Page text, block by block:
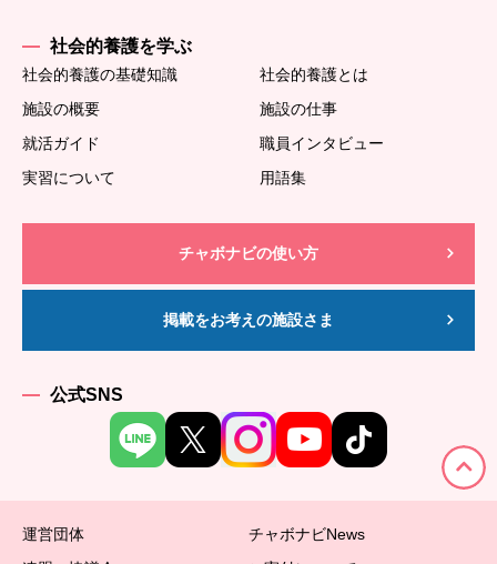
社会的養護を学ぶ
社会的養護の基礎知識
社会的養護とは
施設の概要
施設の仕事
就活ガイド
職員インタビュー
実習について
用語集
チャボナビの使い方
掲載をお考えの施設さま
公式SNS
運営団体
チャボナビNews